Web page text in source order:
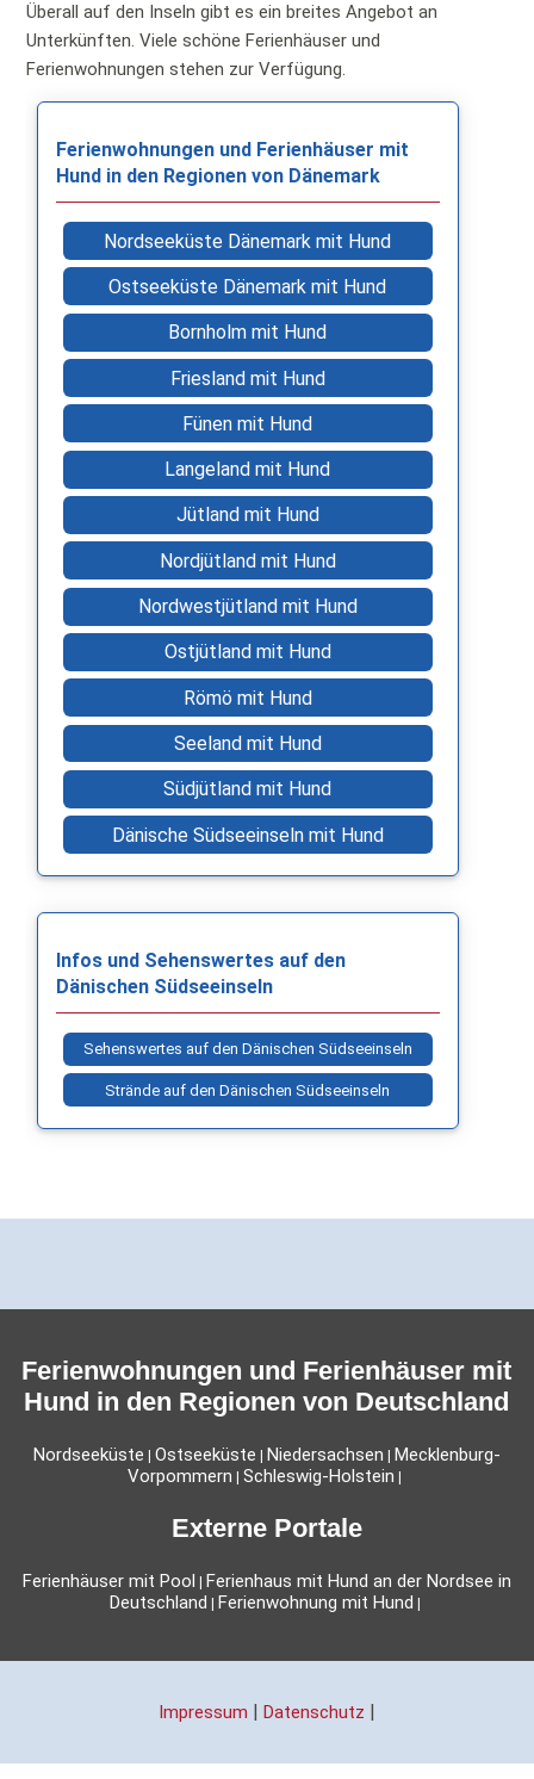
Überall auf den Inseln gibt es ein breites Angebot an
Unterkünften. Viele schöne Ferienhäuser und
Ferienwohnungen stehen zur Verfügung.
Ferienwohnungen und Ferienhäuser mit
Hund in den Regionen von Dänemark
Nordseeküste Dänemark mit Hund
Ostseeküste Dänemark mit Hund
Bornholm mit Hund
Friesland mit Hund
Fünen mit Hund
Langeland mit Hund
Jütland mit Hund
Nordjütland mit Hund
Nordwestjütland mit Hund
Ostjütland mit Hund
Römö mit Hund
Seeland mit Hund
Südjütland mit Hund
Dänische Südseeinseln mit Hund
Infos und Sehenswertes auf den
Dänischen Südseeinseln
Sehenswertes auf den Dänischen Südseeinseln
Strände auf den Dänischen Südseeinseln
Ferienwohnungen und Ferienhäuser mit
Hund in den Regionen von Deutschland
Nordseeküste Ostseeküste Niedersachsen
Mecklenburg-
Vorpommern
|Schleswig-Holstein
Externe Portale
Ferienhäuser mit Pool
Ferienhaus mit Hund an der Nordsee in
Deutschland
Ferienwohnung mit Hund
Impressum Datenschutz